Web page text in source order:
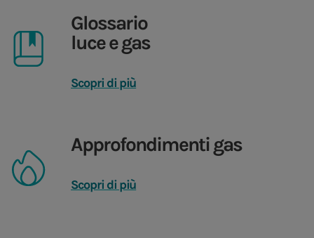
Glossario
luce e gas
Scopri di più
Approfondimenti gas
Scopri di più